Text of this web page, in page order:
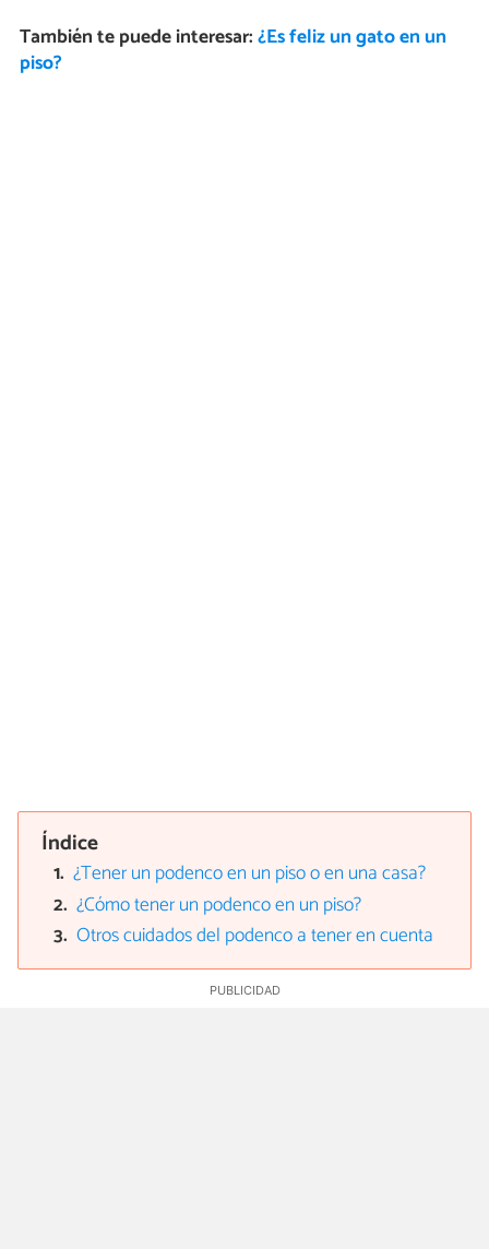
También te puede interesar:¿Es feliz un gato en un
piso?
Índice
¿Tener un podenco en un piso o en una casa?
¿Cómo tener un podenco en un piso?
Otros cuidados del podenco a tener en cuenta